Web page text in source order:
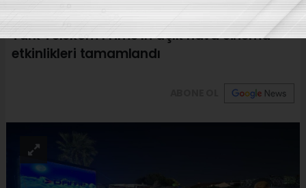
Türk Telekom Prime’ın açık hava sinema
etkinlikleri tamamlandı